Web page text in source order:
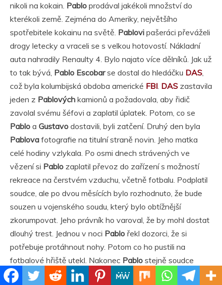
nikoli na kokain. Pablo prodával jakékoli množství do
kterékoli země. Zejména do Ameriky, největšího
spotřebitele kokainu na světě. Pablovi pašeráci převáželi
drogy letecky a vraceli se s velkou hotovostí. Nákladní
auta nahradily Renaulty 4. Bylo najato více dělníků. Jak už
to tak bývá, Pablo Escobarse dostal do hledáčku DAS,
což byla kolumbijská obdoba americké FBI. DAS zastavila
jeden z Pablových kamionů a požadovala, aby řidič
zavolal svému šéfovi a zaplatil úplatek. Potom, co se
Pablo a Gustavo dostavili, byli zatčení. Druhý den byla
Pablova fotografie na titulní straně novin. Jeho matka
celé hodiny vzlykala. Po osmi dnech strávených ve
vězení si Pablo zaplatil převoz do zařízení s možností
rekreace na čerstvém vzduchu, včetně fotbalu. Podplatil
soudce, ale po dvou měsících bylo rozhodnuto, že bude
souzen u vojenského soudu, který bylo obtížnější
zkorumpovat. Jeho právník ho varoval, že by mohl dostat
dlouhý trest. Jednou v noci Pablo řekl dozorci, že si
potřebuje protáhnout nohy. Potom co ho pustili na
fotbalové hřiště utekl. Nakonec Pablo stejně soudce
uplatil a ten ho legálně osvobodil.Pablopokračoval dál ve